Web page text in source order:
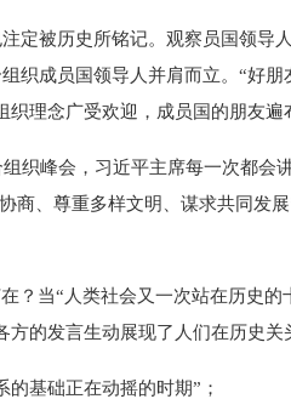
被历史所铭记。观察员国领导
织成员国领导人并肩而立。“好
织理念广受欢迎，成员国的朋友遍
峰会，习近平主席每一次都会
商、尊重多样文明、谋求共同发
当“人类社会又一次站在历史的
方的发言生动展现了人们在历史关
基础正在动摇的时期”；